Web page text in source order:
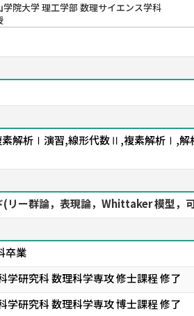
学院大学 理工学部 数理サイエンス学科
素解析Ⅰ演習,線形代数Ⅱ,複素解析Ⅰ,
(リー群論，表現論，Whittaker 模型
卒業
学研究科 数理科学専攻 修士課程 修了
学研究科 数理科学専攻 博士課程 修了